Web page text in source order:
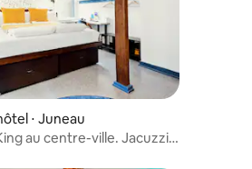
base de 30 commentaires : 4,6 sur 5
⋅ Juneau
au centre-ville. Jacuzzi